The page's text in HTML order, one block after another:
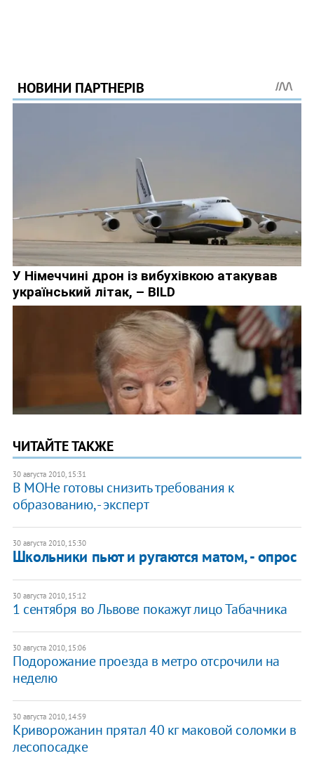
ЧИТАЙТЕ ТАКЖЕ
30 августа 2010, 15:31
В МОНе готовы снизить требования к
образованию, - эксперт
30 августа 2010, 15:30
Школьники пьют и ругаются матом, - опрос
30 августа 2010, 15:12
1 сентября во Львове покажут лицо Табачника
30 августа 2010, 15:06
Подорожание проезда в метро отсрочили на
неделю
30 августа 2010, 14:59
Криворожанин прятал 40 кг маковой соломки в
лесопосадке